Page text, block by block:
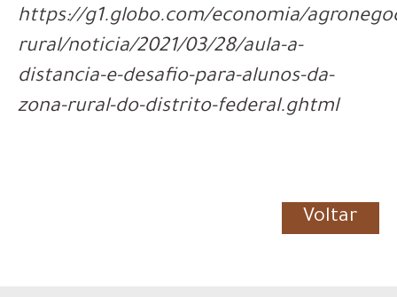
https://g1.globo.com/economia/
rural/noticia/2021/03/28/aula-a-
distancia-e-desafio-para-alunos-da-
zona-rural-do-distrito-federal.ghtml
Voltar